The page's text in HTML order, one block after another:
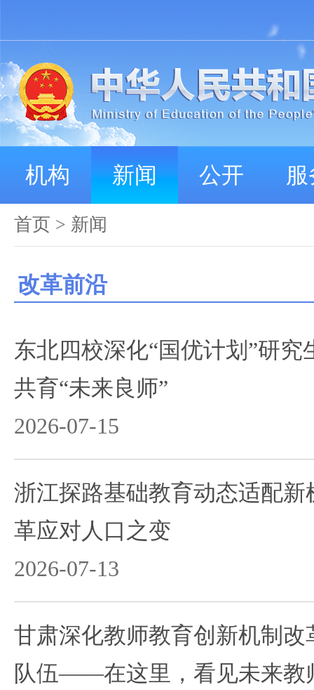
机构 新闻 公开
首页 > 新闻
改革前沿
东北四校深化“国优计划”研
共育“未来良师”
2026-07-15
浙江探路基础教育动态适配
革应对人口之变
2026-07-13
甘肃深化教师教育创新机制
队伍——在这里，看见未来教